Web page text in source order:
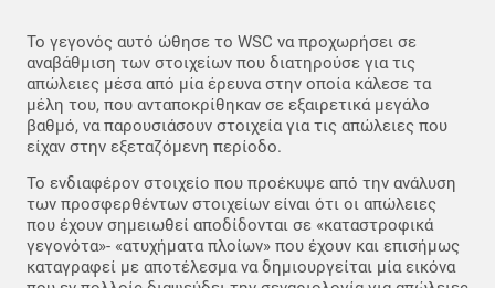
Το γεγονός αυτό ώθησε το WSC να προχωρήσει σε
αναβάθμιση των στοιχείων που διατηρούσε για τις
απώλειες μέσα από μία έρευνα στην οποία κάλεσε τα
μέλη του, που ανταποκρίθηκαν σε εξαιρετικά μεγάλο
βαθμό, να παρουσιάσουν στοιχεία για τις απώλειες που
είχαν στην εξεταζόμενη περίοδο.
Το ενδιαφέρον στοιχείο που προέκυψε από την ανάλυση
των προσφερθέντων στοιχείων είναι ότι οι απώλειες
που έχουν σημειωθεί αποδίδονται σε «καταστροφικά
γεγονότα»- «ατυχήματα πλοίων» που έχουν και επισήμως
καταγραφεί με αποτέλεσμα να δημιουργείται μία εικόνα